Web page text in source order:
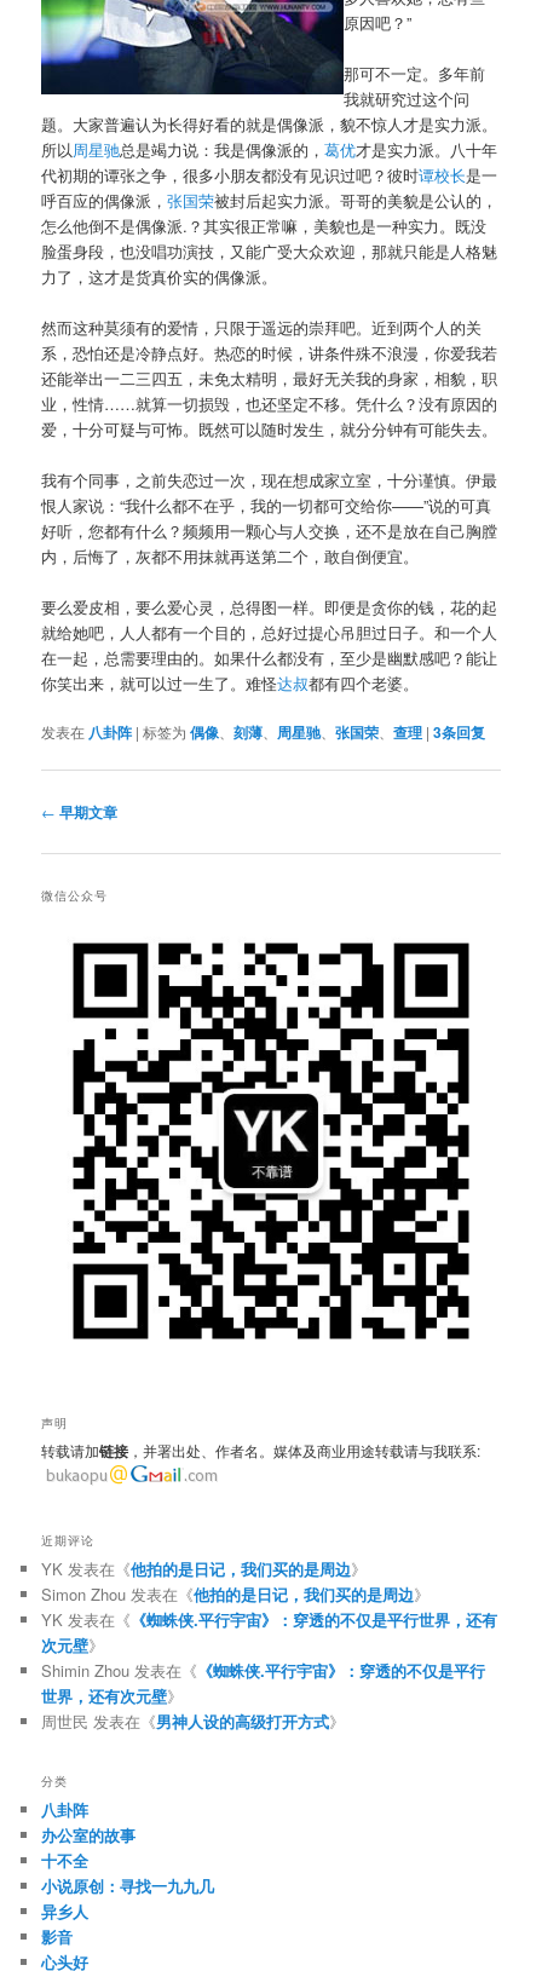
原因吧？”
那可不一定。多年前
我就研究过这个问
题。大家普遍认为长得好看的就是偶像派，貌不惊人才是实力派。
所以周星驰总是竭力说：我是偶像派的，葛优才是实力派。八十年
代初期的谭张之争，很多小朋友都没有见识过吧？彼时谭校长是一
呼百应的偶像派，张国荣被封后起实力派。哥哥的美貌是公认的，
怎么他倒不是偶像派.？其实很正常嘛，美貌也是一种实力。既没
脸蛋身段，也没唱功演技，又能广受大众欢迎，那就只能是人格魅
力了，这才是货真价实的偶像派。
然而这种莫须有的爱情，只限于遥远的崇拜吧。近到两个人的关
系，恐怕还是冷静点好。热恋的时候，讲条件殊不浪漫，你爱我若
还能举出一二三四五，未免太精明，最好无关我的身家，相貌，职
业，性情……就算一切损毁，也还坚定不移。凭什么？没有原因的
爱，十分可疑与可怖。既然可以随时发生，就分分钟有可能失去。
我有个同事，之前失恋过一次，现在想成家立室，十分谨慎。伊最
恨人家说：“我什么都不在乎，我的一切都可交给你——”说的可真
好听，您都有什么？频频用一颗心与人交换，还不是放在自己胸膛
内，后悔了，灰都不用抹就再送第二个，敢自倒便宜。
要么爱皮相，要么爱心灵，总得图一样。即便是贪你的钱，花的起
就给她吧，人人都有一个目的，总好过提心吊胆过日子。和一个人
在一起，总需要理由的。如果什么都没有，至少是幽默感吧？能让
你笑出来，就可以过一生了。难怪达叔都有四个老婆。
发表在 八卦阵 |标签为 偶像 、刻薄 周星驰、张国荣 、查理 |3条回复
文
导
← 早期文章
微信公众号
声明
转载请加链接 ，并署出处、作者名。媒体及商业用途转载请与我联系:
近期评论
YK 发表在《他拍的是日记，我们买的是周边》
Simon Zhou 发表在《他拍的是日记，我们买的是周边》
YK 发表在《 《蜘蛛侠.平行宇宙》：穿透的不仅是平行世界，还有
次元壁》
Shimin Zhou 发表在《 《蜘蛛侠.平行宇宙》：穿透的不仅是平行
世界，还有次元壁》
周世民 发表在《男神人设的高级打开方式》
分类
八卦阵
办公室的故事
十不全
小说原创：寻找一九九几
异乡人
影音
心头好